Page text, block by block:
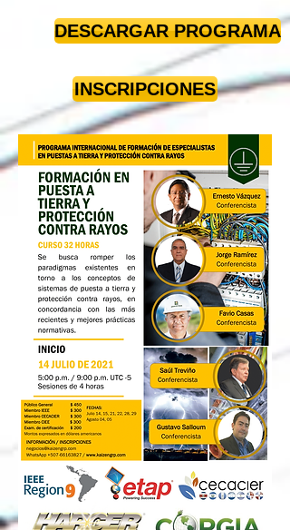
DESCARGAR PROGRAMA
INSCRIPCIONES